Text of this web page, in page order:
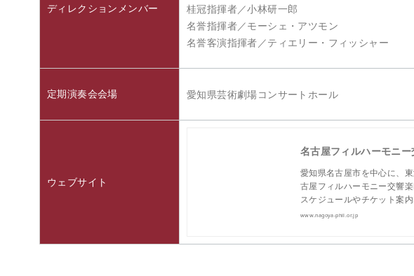
ディレクションメンバー
桂冠指揮者／小林研一郎
名誉指揮者／モーシェ・アツモン
名誉客演指揮者／ティエリー・フィッシャー
定期演奏会会場 愛知県芸術劇場コンサートホール
ウェブサイト
名古屋フィルハーモニ
愛知県名古屋市を中心に、
古屋フィルハーモニー交響
スケジュールやチケット案内
www.nagoya-phil.or.jp